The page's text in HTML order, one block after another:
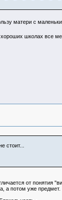
матери с
школах все
стоит...
от понятия
а потом уже предмет.